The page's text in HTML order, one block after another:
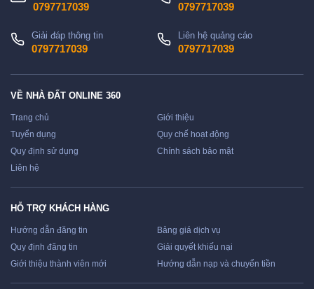
0797717039 0797717039
Giải đáp thông tin
0797717039
Liên hệ quảng cáo
0797717039
VỀ NHÀ ĐẤT ONLINE 360
Trang chủ
Giới thiệu
Tuyển dụng
Quy chế hoạt động
Quy định sử dụng
Chính sách bảo mật
Liên hệ
HỖ TRỢ KHÁCH HÀNG
Hướng dẫn đăng tin
Bảng giá dịch vụ
Quy định đăng tin
Giải quyết khiếu nại
Giới thiệu thành viên mới
Hướng dẫn nạp và chuyển tiền